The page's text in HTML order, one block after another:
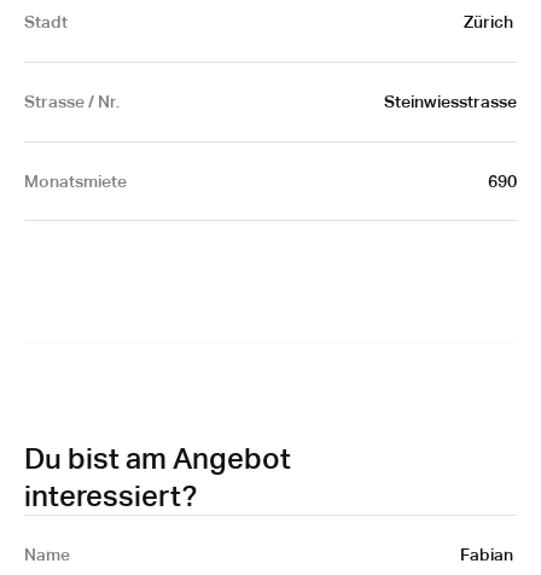
Stadt Zürich
Strasse / Nr. Steinwiesstrasse
Monatsmiete 690
Du bist am Angebot
interessiert?
Name Fabian